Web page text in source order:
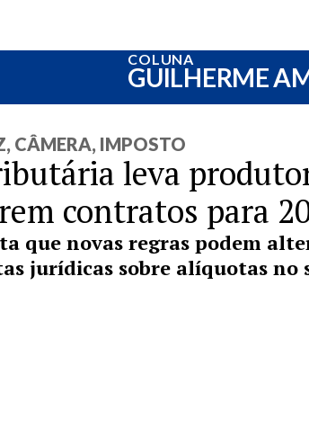
COLUNA
GUILHERME
CÂMERA, IMPOSTO
leva
contratos para
que novas regras podem
jurídicas sobre alíquotas no